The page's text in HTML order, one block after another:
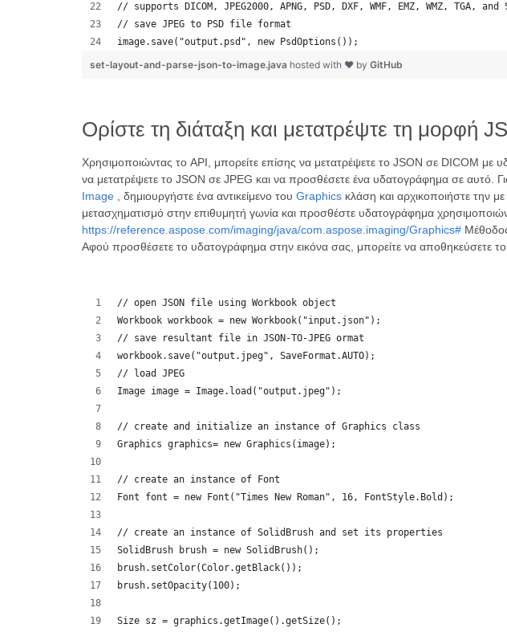
// supports DICOM, JPEG2000, APNG, PSD, DXF, WMF, EMZ, WMZ, TGA,
// save JPEG to PSD file format
image.save("output.psd", new PsdOptions());
set-layout-and-parse-json-to-image.java hosted with ❤ by GitHub
Ορίστε τη διάταξη και μετατρέψτε τη μορφή
Χρησιμοποιώντας το API, μπορείτε επίσης να μετατρέψετε το JSON σε DICOM
να μετατρέψετε το JSON σε JPEG και να προσθέσετε ένα υδατογράφημα σε αυτό.
Image , δημιουργήστε ένα αντικείμενο του Graphics κλάση και αρχικοποιήστε την
μετασχηματισμό στην επιθυμητή γωνία και προσθέστε υδατογράφημα
https://reference.aspose.com/imaging/java/com.aspose.imaging/Graphics#
Αφού προσθέσετε το υδατογράφημα στην εικόνα σας, μπορείτε να αποθηκεύσετε
// open JSON file using Workbook object
Workbook workbook = new Workbook("input.json");
// save resultant file in JSON-TO-JPEG ormat
workbook.save("output.jpeg", SaveFormat.AUTO);
// load JPEG
Image image = Image.load("output.jpeg");
// create and initialize an instance of Graphics class
Graphics graphics= new Graphics(image);
// create an instance of Font
Font font = new Font("Times New Roman", 16, FontStyle.Bold);
// create an instance of SolidBrush and set its properties
SolidBrush brush = new SolidBrush();
brush.setColor(Color.getBlack());
brush.setOpacity(100);
Size sz = graphics.getImage().getSize();